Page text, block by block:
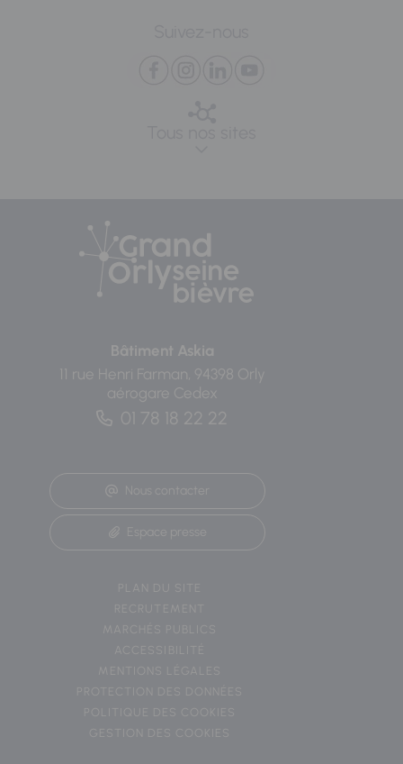
Bâtiment Askia
11 rue Henri Farman, 94398 Orly
aérogare Cedex
01 78 18 22 22
Nous contacter
Espace presse
PLAN DU SITE
RECRUTEMENT
MARCHÉS PUBLICS
ACCESSIBILITÉ
MENTIONS LÉGALES